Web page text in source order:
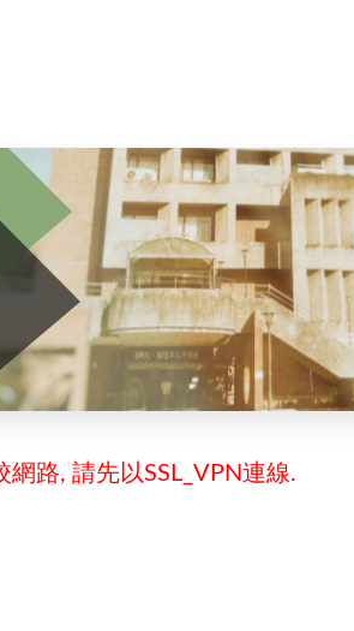
路, 請先以SSL_VPN連線.